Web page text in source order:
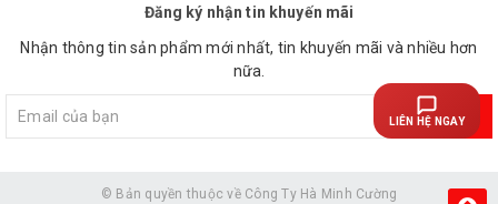
Đăng ký nhận tin khuyến mãi
Nhận thông tin sản phẩm mới nhất, tin khuyến mãi và nhiều hơn
nữa.
Đăng ký
© Bản quyền thuộc về Công Ty Hà Minh Cường
LIÊN HỆ NGAY